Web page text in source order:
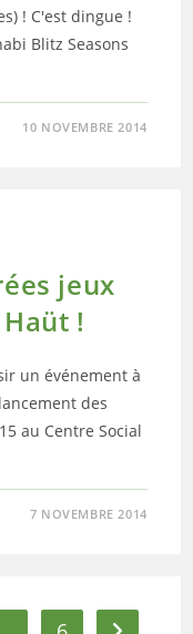
! C'est dingue !
Blitz Seasons
10 NOVEMBRE 2014
jeux
!
un événement à
des
au Centre Social
7 NOVEMBRE 2014